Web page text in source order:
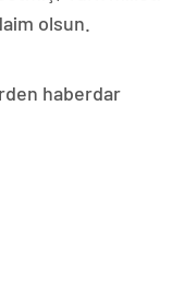
olsun.
haberdar